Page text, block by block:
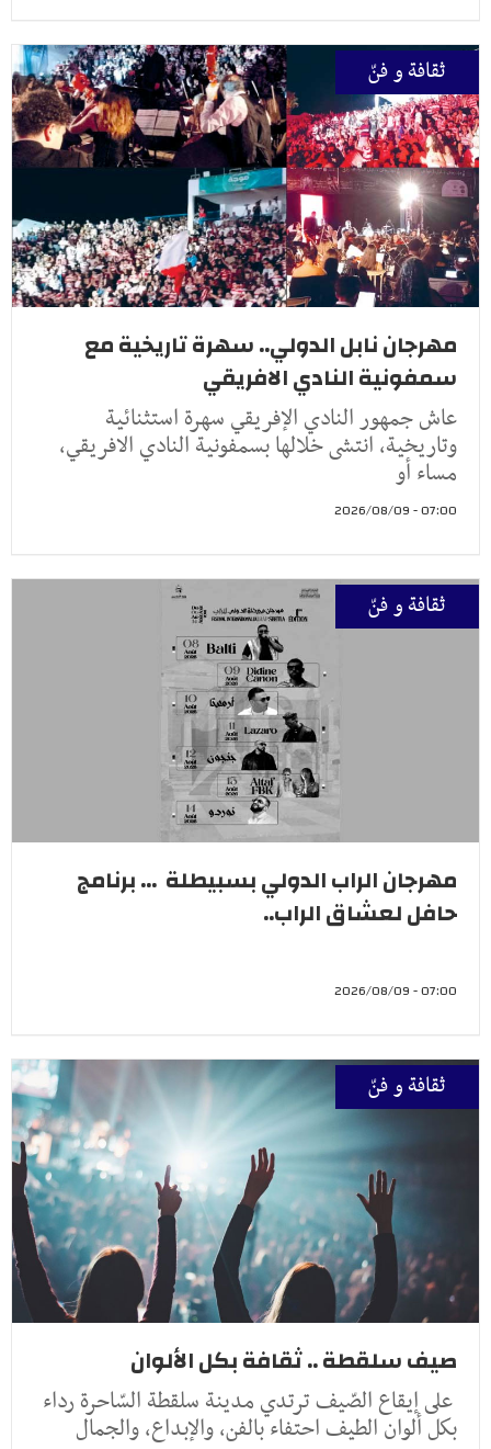
ثقافة و فنّ
مهرجان نابل الدولي.. سهرة تاريخية مع
سمفونية النادي الافريقي
عاش جمهور النادي الإفريقي سهرة استثنائية
وتاريخية، انتشى خلالها بسمفونية النادي الافريقي،
مساء أو
07:00 - 2026/08/09
ثقافة و فنّ
مهرجان الراب الدولي بسبيطلة ... برنامج
حافل لعشاق الراب..
07:00 - 2026/08/09
ثقافة و فنّ
صيف سلقطة .. ثقافة بكل الألوان
على إيقاع الصّيف ترتدي مدينة سلقطة السّاحرة رداء
بكل ألوان الطيف احتفاء بالفن، والإبداع، والجمال